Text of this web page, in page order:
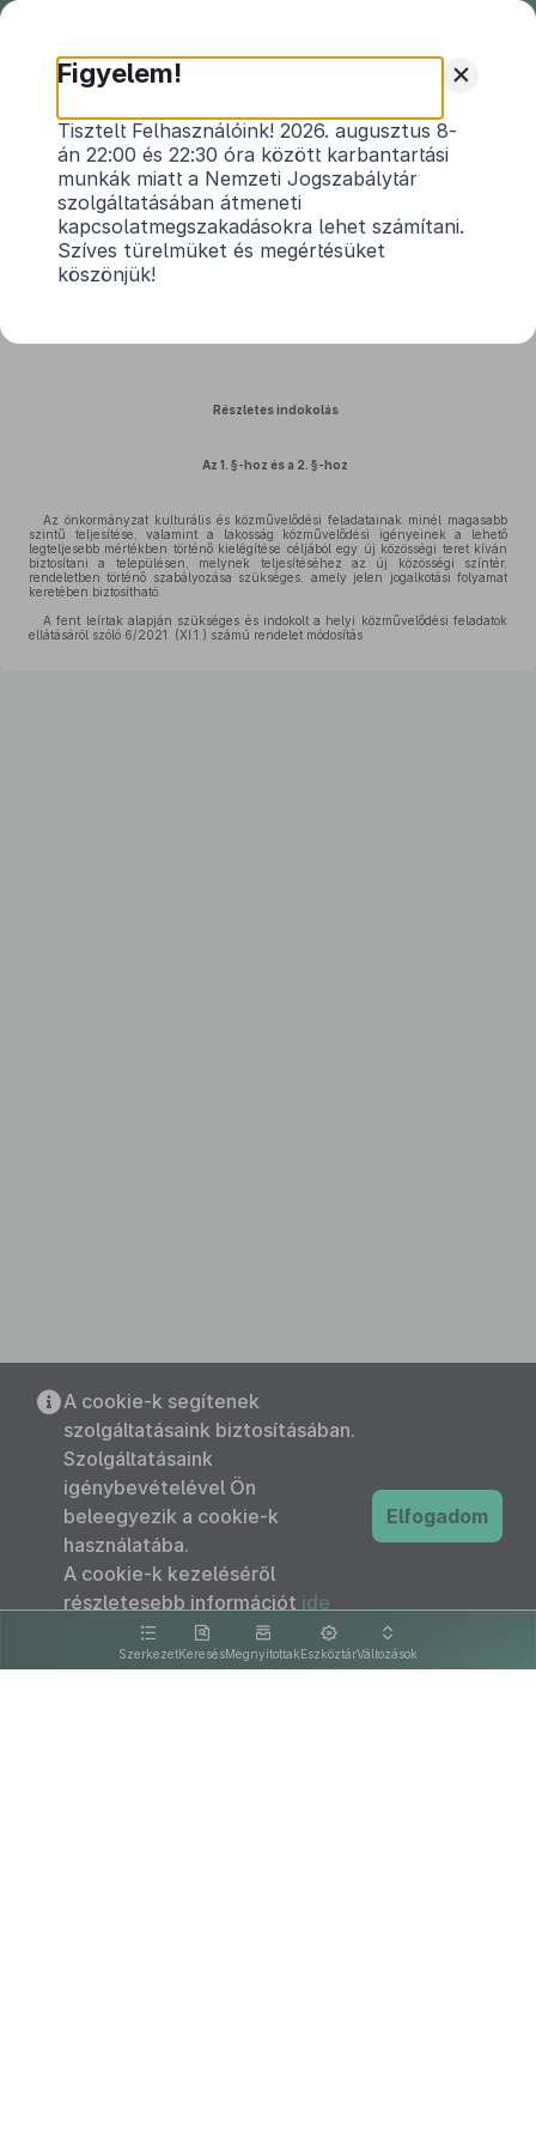
Szilsárkány Község Önkormányzata
Képviselő-testületének 12/2025. (XI.
13.) önkormányzati rendeletének
indokolása
Közlönyállapot 2025. 11. 14.
Részletes indokolás
Az 1. §-hoz és a 2. §-hoz
Az önkormányzat kulturális és közművelődési feladatainak minél magasabb
szintű teljesítése, valamint a lakosság közművelődési igényeinek a lehető
legteljesebb mértékben történő kielégítése céljából egy új közösségi teret kíván
biztosítani a településen, melynek teljesítéséhez az új közösségi színtér,
rendeletben történő szabályozása szükséges, amely jelen jogalkotási folyamat
keretében biztosítható.
A fent leírtak alapján szükséges és indokolt a helyi közművelődési feladatok
ellátásáról szóló 6/2021. (XI.1.) számú rendelet módosítás
SzerkezetKeresésMegnyitottakEszköztárVáltozások
A cookie-k segítenek
szolgáltatásaink biztosításában.
Szolgáltatásaink
igénybevételével Ön
beleegyezik a cookie-k
használatába.
A cookie-k kezeléséről
részletesebb információt ide
kattintva olvashat.
Elfogadom
+
Figyelem!
Tisztelt Felhasználóink! 2026. augusztus 8-
án 22:00 és 22:30 óra között karbantartási
munkák miatt a Nemzeti Jogszabálytár
szolgáltatásában átmeneti
kapcsolatmegszakadásokra lehet számítani.
Szíves türelmüket és megértésüket
köszönjük!